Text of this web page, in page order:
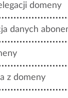
domeny
danych
z domeny